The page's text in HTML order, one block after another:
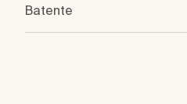
Batente